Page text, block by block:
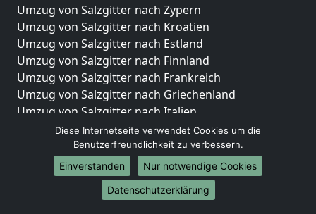
Umzug von Salzgitter nach Zypern
Umzug von Salzgitter nach Kroatien
Umzug von Salzgitter nach Estland
Umzug von Salzgitter nach Finnland
Umzug von Salzgitter nach Frankreich
Umzug von Salzgitter nach Griechenland
Umzug von Salzgitter nach Italien
Umzug von Salzgitter nach Liechtenstein
Umzug von Salzgitter nach Luxemburg
Umzug von Salzgitter nach Niederlande
Umzug von Salzgitter nach Norwegen
Umzüge-Deutschlandweit
Diese Internetseite verwendet Cookies um die
Benutzerfreundlichkeit zu verbessern.
Einverstanden
Nur notwendige Cookies
Datenschutzerklärung